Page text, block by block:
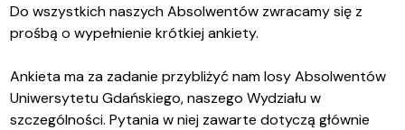
Do wszystkich naszych Absolwentów zwracamy się z
prośbą o wypełnienie krótkiej ankiety.
Ankieta ma za zadanie przybliżyć nam losy Absolwentów
Uniwersytetu Gdańskiego, naszego Wydziału w
szczególności. Pytania w niej zawarte dotyczą głównie